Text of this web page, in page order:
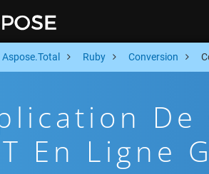
Aspose.Total Ruby Conversion
De
En Ligne